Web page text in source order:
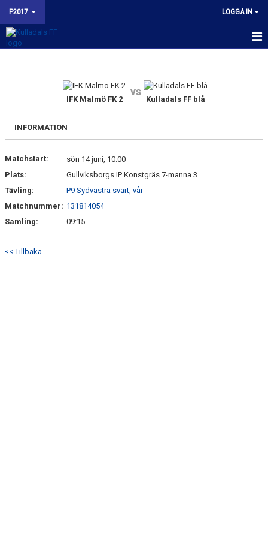
P2017 LOGGA IN
MATCHER
TRUPPEN
BILDGALLERI
IFK Malmö FK 2
vs
Kulladals FF blå
INFORMATION
Matchstart:
sön 14 juni, 10:00
Plats:
Gullviksborgs IP Konstgräs 7-manna 3
Tävling:
P9 Sydvästra svart, vår
Matchnummer: 131814054
Samling:
09:15
<< Tillbaka